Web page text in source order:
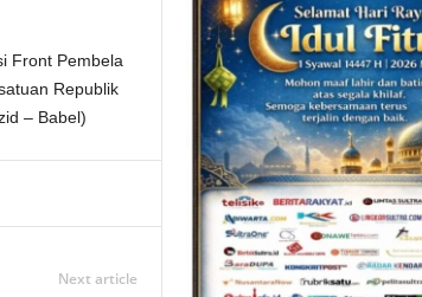
Front Pembela
Republik
– Babel)
Next article